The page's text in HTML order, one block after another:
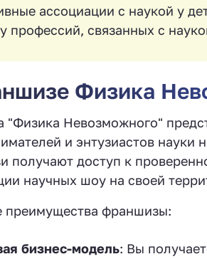
ассоциации с наукой у
профессий, связанных с
Физика
"Физика Невозможного"
и энтузиастов науки
получают доступ к
научных шоу на своей
преимущества франшизы:
бизнес-модель: Вы